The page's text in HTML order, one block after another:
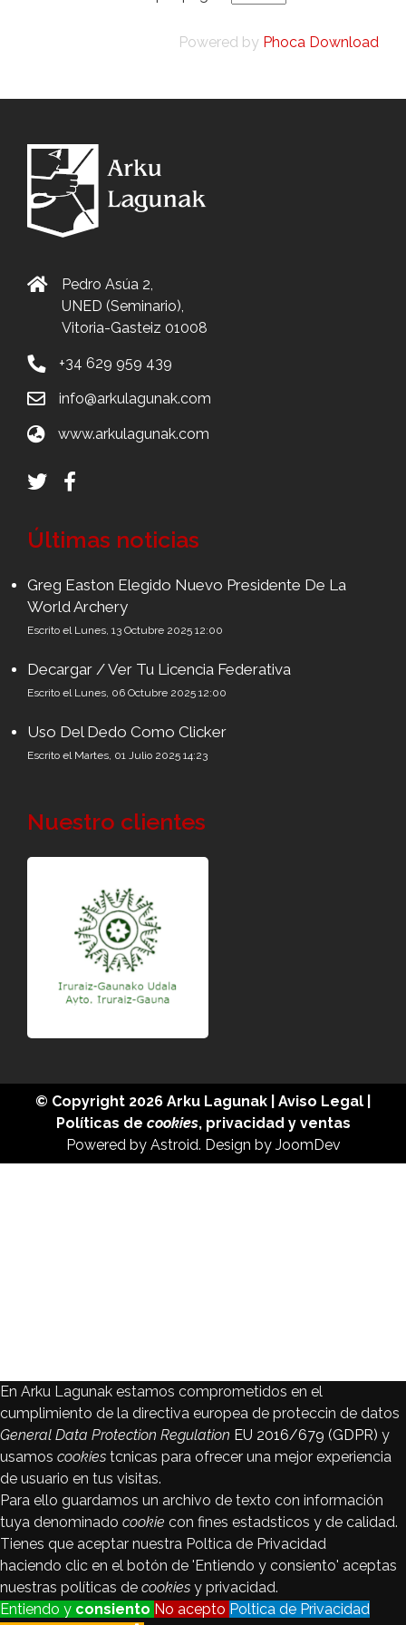
Powered by Phoca Download
Pedro Asúa 2,
UNED (Seminario),
Vitoria-Gasteiz 01008
+34 629 959 439
info@arkulagunak.com
www.arkulagunak.com
Últimas noticias
Greg Easton Elegido Nuevo Presidente De La
World Archery
Escrito el Lunes, 13 Octubre 2025 12:00
Decargar / Ver Tu Licencia Federativa
Escrito el Lunes, 06 Octubre 2025 12:00
Uso Del Dedo Como Clicker
Escrito el Martes, 01 Julio 2025 14:23
Nuestro clientes
© Copyright 2026 Arku Lagunak Aviso Legal
Políticas de cookies, privacidad y ventas
Powered by Astroid. Design by JoomDev
En Arku Lagunak estamos comprometidos en el
cumplimiento de la directiva europea de proteccin de datos
General Data Protection Regulation EU 2016/679 (GDPR) y
usamos cookies tcnicas para ofrecer una mejor experiencia
de usuario en tus visitas.
Para ello guardamos un archivo de texto con información
tuya denominado cookie con fines estadsticos y de calidad.
Tienes que aceptar nuestra Poltica de Privacidad
haciendo clic en el botón de 'Entiendo y consiento' aceptas
nuestras políticas de cookies y privacidad.
Entiendo y consiento No acepto Poltica de Privacidad